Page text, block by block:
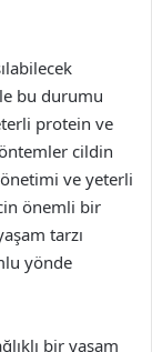
bu durumu
protein ve
cildin
ve yeterli
önemli bir
tarzı
yönde
bir yaşam